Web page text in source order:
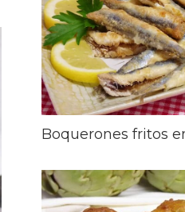
Boquerones fritos